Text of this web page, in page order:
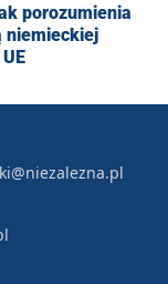
porozumienia
niemieckiej